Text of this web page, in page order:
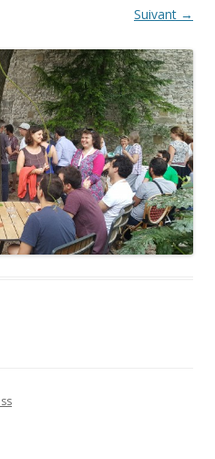
Suivant →